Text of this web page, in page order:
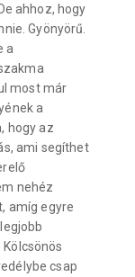
ahhoz, hogy
Gyönyörű.
a
most már
a
hogy az
ami segíthet
nehéz
amíg egyre
csap